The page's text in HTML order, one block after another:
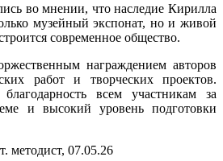
во мнении, что наследие Кирилла
музейный экспонат, но и живой
современное общество.
награждением авторов
работ и творческих проектов.
всем участникам за
и высокий уровень подготовки
методист, 07.05.26